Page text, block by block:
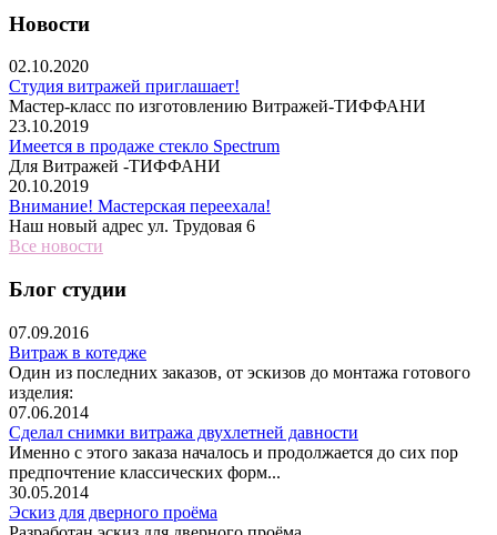
Новости
02.10.2020
Студия витражей приглашает!
Мастер-класс по изготовлению Витражей-ТИФФАНИ
23.10.2019
Имеется в продаже стекло Spectrum
Для Витражей -ТИФФАНИ
20.10.2019
Внимание! Мастерская переехала!
Наш новый адрес ул. Трудовая 6
Все новости
Блог студии
07.09.2016
Витраж в котедже
Один из последних заказов, от эскизов до монтажа готового
изделия:
07.06.2014
Сделал снимки витража двухлетней давности
Именно с этого заказа началось и продолжается до сих пор
предпочтение классических форм...
30.05.2014
Эскиз для дверного проёма